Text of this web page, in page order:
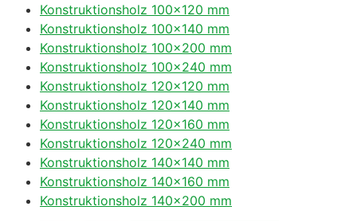
Konstruktionsholz 100×120 mm
Konstruktionsholz 100×140 mm
Konstruktionsholz 100×200 mm
Konstruktionsholz 100×240 mm
Konstruktionsholz 120×120 mm
Konstruktionsholz 120×140 mm
Konstruktionsholz 120×160 mm
Konstruktionsholz 120×240 mm
Konstruktionsholz 140×140 mm
Konstruktionsholz 140×160 mm
Konstruktionsholz 140×200 mm